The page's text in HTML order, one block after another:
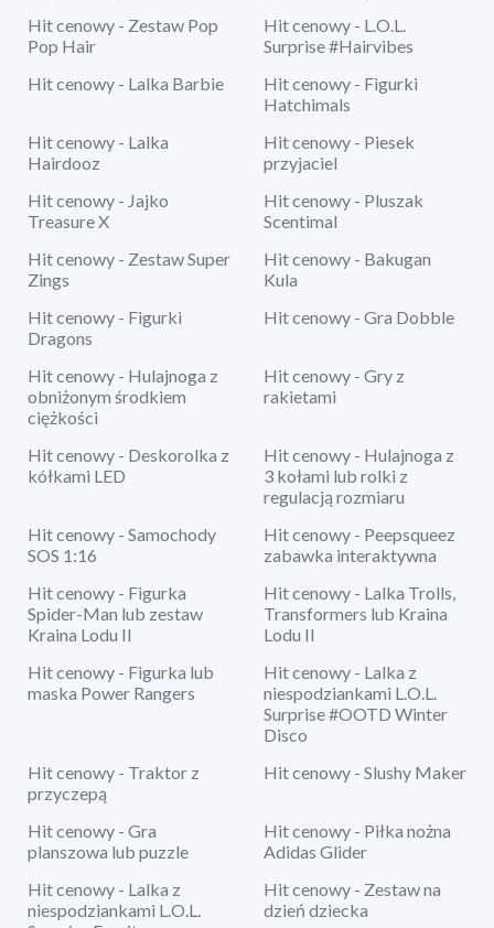
Hit cenowy - Zestaw Pop
Pop Hair
Hit cenowy - L.O.L.
Surprise #Hairvibes
Hit cenowy - Lalka Barbie
Hit cenowy - Figurki
Hatchimals
Hit cenowy - Lalka
Hairdooz
Hit cenowy - Piesek
przyjaciel
Hit cenowy - Jajko
Treasure X
Hit cenowy - Pluszak
Scentimal
Hit cenowy - Zestaw Super
Zings
Hit cenowy - Bakugan
Kula
Hit cenowy - Figurki
Dragons
Hit cenowy - Gra Dobble
Hit cenowy - Hulajnoga z
obniżonym środkiem
ciężkości
Hit cenowy - Gry z
rakietami
Hit cenowy - Deskorolka z
kółkami LED
Hit cenowy - Hulajnoga z
3 kołami lub rolki z
regulacją rozmiaru
Hit cenowy - Samochody
SOS 1:16
Hit cenowy - Peepsqueez
zabawka interaktywna
Hit cenowy - Figurka
Spider-Man lub zestaw
Kraina Lodu II
Hit cenowy - Lalka Trolls,
Transformers lub Kraina
Lodu II
Hit cenowy - Figurka lub
maska Power Rangers
Hit cenowy - Lalka z
niespodziankami L.O.L.
Surprise #OOTD Winter
Disco
Hit cenowy - Traktor z
przyczepą
Hit cenowy - Slushy Maker
Hit cenowy - Gra
planszowa lub puzzle
Hit cenowy - Piłka nożna
Adidas Glider
Hit cenowy - Lalka z
niespodziankami L.O.L.
Hit cenowy - Zestaw na
dzień dziecka